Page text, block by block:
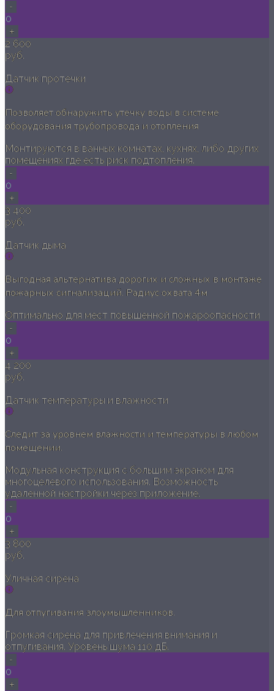
-
0
+
2 600
руб.
Датчик протечки
Позволяет обнаружить утечку воды в системе
оборудования трубопровода и отопления
Монтируются в ванных комнатах, кухнях, либо других
помещениях где есть риск подтопления.
-
0
+
3 400
руб.
Датчик дыма
Выгодная альтернатива дорогих и сложных в монтаже
пожарных сигнализаций. Радиус охвата 4м
Оптимально для мест повышенной пожароопасности
-
0
+
4 200
руб.
Датчик температуры и влажности
Следит за уровнем влажности и температуры в любом
помещении.
Модульная конструкция с большим экраном для
многоцелевого использования. Возможность
удаленной настройки через приложение.
-
0
+
3 800
руб.
Уличная сирена
Для отпугивания злоумышленников.
Громкая сирена для привлечения внимания и
отпугивания. Уровень шума 110 дБ.
-
0
+